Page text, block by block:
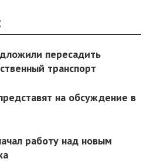
пересадить
транспорт
на обсуждение в
работу над новым